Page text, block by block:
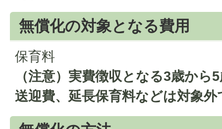
無償化の対象となる費用
保育料
（注意）実費徴収となる3歳から
送迎費、延長保育料などは対象外